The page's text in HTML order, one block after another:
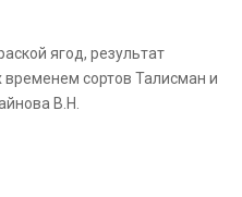
ягод, результат
сортов Талисман и
В.Н.